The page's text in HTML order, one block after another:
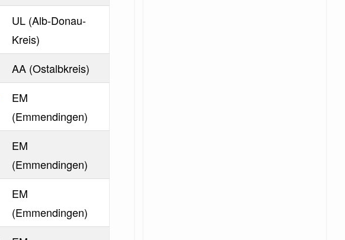
UL (Alb-Donau-
Kreis)
AA (Ostalbkreis)
EM
(Emmendingen)
EM
(Emmendingen)
EM
(Emmendingen)